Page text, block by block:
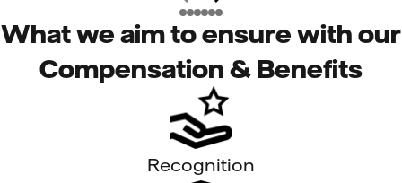
What we aim to ensure with our
Compensation & Benefits
Recognition